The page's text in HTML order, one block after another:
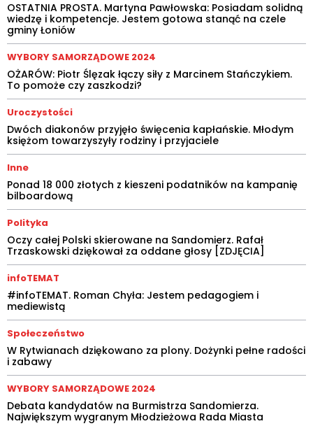
OSTATNIA PROSTA. Martyna Pawłowska: Posiadam solidną
wiedzę i kompetencje. Jestem gotowa stanąć na czele
gminy Łoniów
WYBORY SAMORZĄDOWE 2024
OŻARÓW: Piotr Ślęzak łączy siły z Marcinem Stańczykiem.
To pomoże czy zaszkodzi?
Uroczystości
Dwóch diakonów przyjęło święcenia kapłańskie. Młodym
księżom towarzyszyły rodziny i przyjaciele
Inne
Ponad 18 000 złotych z kieszeni podatników na kampanię
bilboardową
Polityka
Oczy całej Polski skierowane na Sandomierz. Rafał
Trzaskowski dziękował za oddane głosy [ZDJĘCIA]
infoTEMAT
#infoTEMAT. Roman Chyła: Jestem pedagogiem i
mediewistą
Społeczeństwo
W Rytwianach dziękowano za plony. Dożynki pełne radości
i zabawy
WYBORY SAMORZĄDOWE 2024
Debata kandydatów na Burmistrza Sandomierza.
Największym wygranym Młodzieżowa Rada Miasta